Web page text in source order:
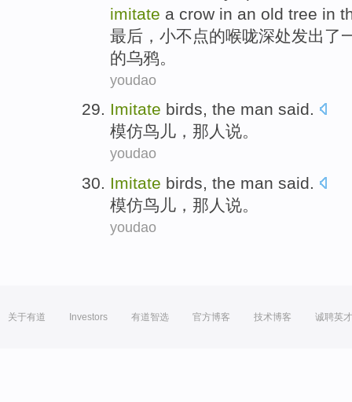
imitate a crow in an old tree in
最后，小不点的喉咙深处发出了
的乌鸦。
youdao
Imitate birds, the man said.
模仿鸟儿 ， 那 人说。
youdao
Imitate birds, the man said.
模仿鸟儿 ， 那 人说。
youdao
关于有道 Investors 有道智选 官方博客 技术博客 诚聘英才